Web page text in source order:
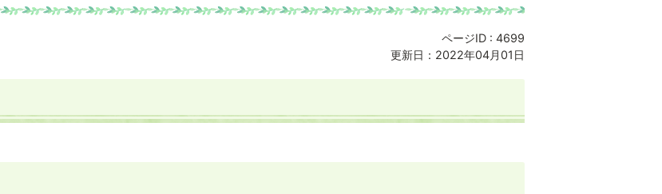
ページID : 4699
更新日：2022年04月01日